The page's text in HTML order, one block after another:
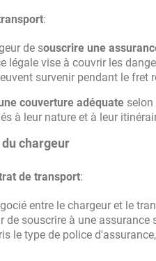
:
de souscrire une
légale vise à couvrir les
survenir pendant le fret
couverture adéquate
à leur nature et à leur
chargeur
de transport:
entre le chargeur et le
de souscrire à une
le type de police